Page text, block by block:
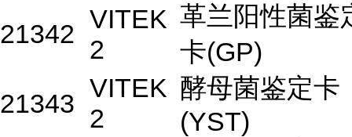
21342 VITEK
2
革兰阳性菌鉴
卡(GP)
21343
VITEK
2
酵母菌鉴定卡
(YST)